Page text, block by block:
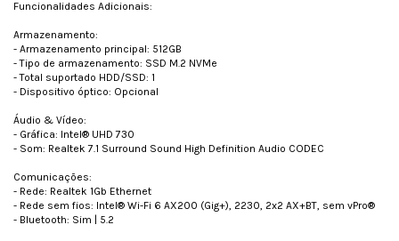
Funcionalidades Adicionais:
Armazenamento:
- Armazenamento principal: 512GB
- Tipo de armazenamento: SSD M.2 NVMe
- Total suportado HDD/SSD: 1
- Dispositivo óptico: Opcional
Áudio & Vídeo:
- Gráfica: Intel® UHD 730
- Som: Realtek 7.1 Surround Sound High Definition Audio CODEC
Comunicações:
- Rede: Realtek 1Gb Ethernet
- Rede sem fios: Intel® Wi-Fi 6 AX200 (Gig+), 2230, 2x2 AX+BT, sem vPro®
- Bluetooth: Sim | 5.2